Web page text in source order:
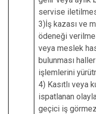
servise
3)İş kazası ve
ödeneği
veya meslek
bulunması
işlemlerini
4) Kasıtlı veya
ispatlanan
geçici iş